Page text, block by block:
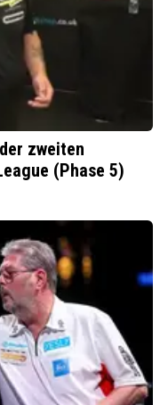
zweiten
(Phase 5)